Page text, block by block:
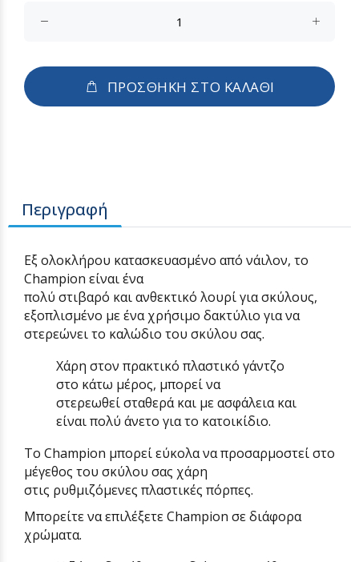
ΠΡΟΣΘΗΚΗ ΣΤΟ ΚΑΛΑΘΙ
Περιγραφή
Εξ ολοκλήρου κατασκευασμένο από νάιλον, το
Champion είναι ένα
πολύ στιβαρό καιανθεκτικό λουρί για σκύλους,
εξοπλισμένο με ένα χρήσιμο δακτύλιο για να
στερεώνει το καλώδιο του σκύλου σας.
Χάρη στον πρακτικό πλαστικό γάντζο
στο κάτω μέρος, μπορεί να
στερεωθείσταθεράκαι μεασφάλειακαι
είναι πολύ άνετο για το κατοικίδιο.
Το Champion μπορεί εύκολα να προσαρμοστεί στο
μέγεθος του σκύλου σας χάρη
στις ρυθμιζόμενες πλαστικές πόρπες.
Μπορείτε να επιλέξετε Champion σε διάφορα
χρώματα.